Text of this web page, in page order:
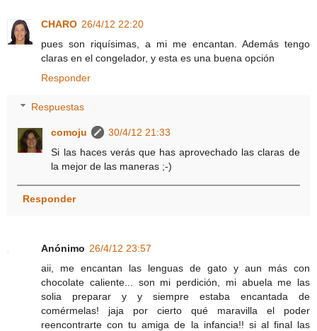
CHARO 26/4/12 22:20
pues son riquísimas, a mi me encantan. Además tengo
claras en el congelador, y esta es una buena opción
Responder
Respuestas
comoju
30/4/12 21:33
Si las haces verás que has aprovechado las claras de
la mejor de las maneras ;-)
Responder
Anónimo 26/4/12 23:57
aii, me encantan las lenguas de gato y aun más con
chocolate caliente... son mi perdición, mi abuela me las
solia preparar y y siempre estaba encantada de
comérmelas! jaja por cierto qué maravilla el poder
reencontrarte con tu amiga de la infancia!! si al final las